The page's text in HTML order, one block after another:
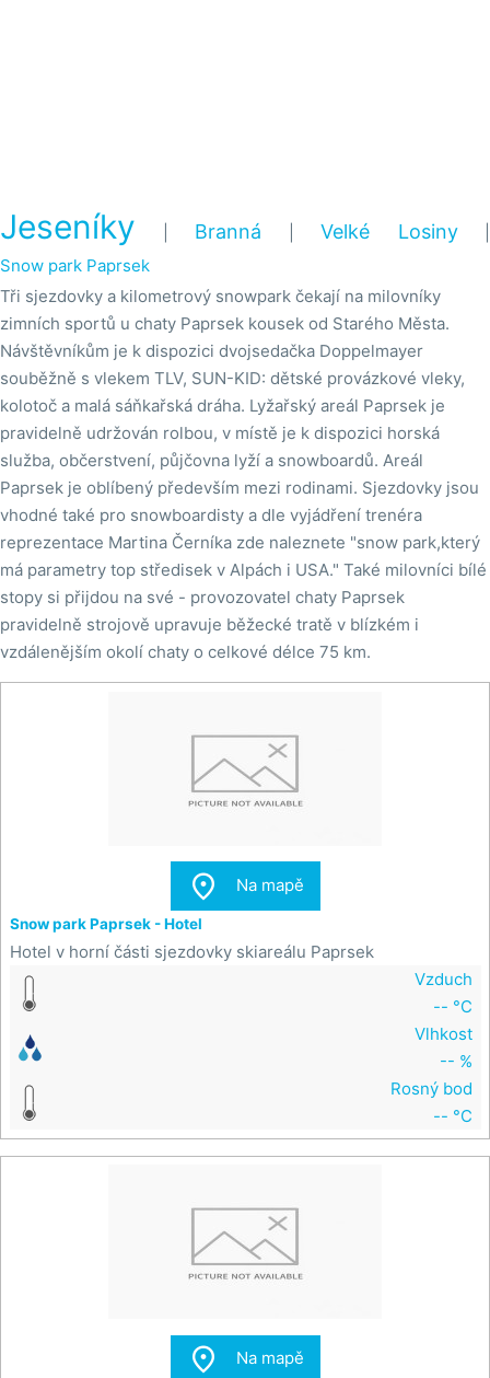
Jeseníky Branná Velké Losiny|
Snow park Paprsek
Tři sjezdovky a kilometrový snowpark čekají na milovníky
zimních sportů u chaty Paprsek kousek od Starého Města.
Návštěvníkům je k dispozici dvojsedačka Doppelmayer
souběžně s vlekem TLV, SUN-KID: dětské provázkové vleky,
kolotoč a malá sáňkařská dráha. Lyžařský areál Paprsek je
pravidelně udržován rolbou, v místě je k dispozici horská
služba, občerstvení, půjčovna lyží a snowboardů. Areál
Paprsek je oblíbený především mezi rodinami. Sjezdovky jsou
vhodné také pro snowboardisty a dle vyjádření trenéra
reprezentace Martina Černíka zde naleznete "snow park,který
má parametry top středisek v Alpách i USA." Také milovníci bílé
stopy si přijdou na své - provozovatel chaty Paprsek
pravidelně strojově upravuje běžecké tratě v blízkém i
vzdálenějším okolí chaty o celkové délce 75 km.
 Na mapě
Snow park Paprsek - Hotel
Hotel v horní části sjezdovky skiareálu Paprsek
Vzduch
-- °C
Vlhkost
-- %
Rosný bod
-- °C
 Na mapě